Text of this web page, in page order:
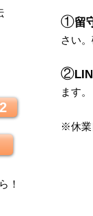
！
①留
さい。
②
ます。
​※休業